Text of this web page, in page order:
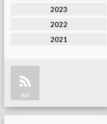
2023
2022
2021
RSS